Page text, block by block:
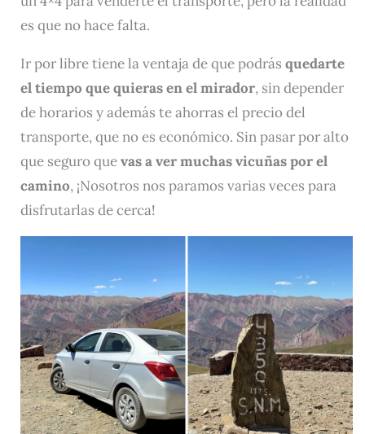
es que no hace falta.
Ir por libre tiene la ventaja de que podrás quedarte
el tiempo que quieras en el mirador, sin depender
de horarios y además te ahorras el precio del
transporte, que no es económico. Sin pasar por alto
que seguro quevas a ver muchas vicuñas por el
camino, ¡Nosotros nos paramos varias veces para
disfrutarlas de cerca!